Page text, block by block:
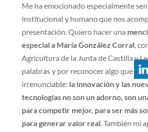
Me ha emocionado especialmente
institucional y humano que nos
presentación. Quiero hacer una
especial a María González Corral,
Agricultura de la Junta de Castilla y
palabras y por reconocer algo que
irrenunciable: la innovación y las
tecnologías no son un adorno, son
para competir mejor, para ser más
para generar valor real. También mi